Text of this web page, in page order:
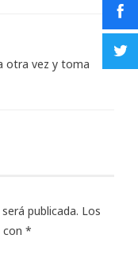
otra vez y toma
publicada. Los
*